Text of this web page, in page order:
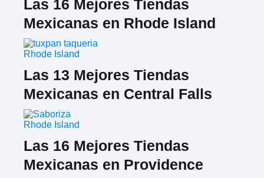
Las 16 Mejores Tiendas
Mexicanas en Rhode Island
Rhode Island
Las 13 Mejores Tiendas
Mexicanas en Central Falls
Rhode Island
Las 16 Mejores Tiendas
Mexicanas en Providence